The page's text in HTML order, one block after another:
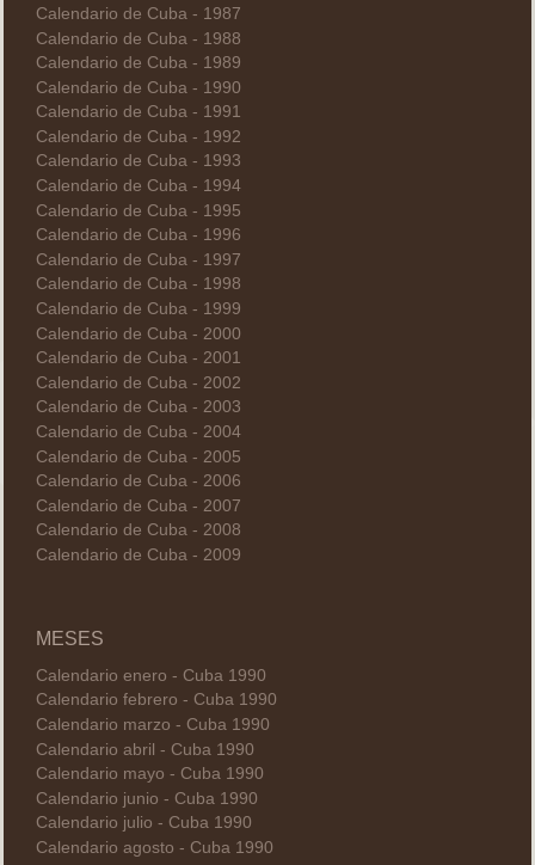
Calendario de Cuba - 1987
Calendario de Cuba - 1988
Calendario de Cuba - 1989
Calendario de Cuba - 1990
Calendario de Cuba - 1991
Calendario de Cuba - 1992
Calendario de Cuba - 1993
Calendario de Cuba - 1994
Calendario de Cuba - 1995
Calendario de Cuba - 1996
Calendario de Cuba - 1997
Calendario de Cuba - 1998
Calendario de Cuba - 1999
Calendario de Cuba - 2000
Calendario de Cuba - 2001
Calendario de Cuba - 2002
Calendario de Cuba - 2003
Calendario de Cuba - 2004
Calendario de Cuba - 2005
Calendario de Cuba - 2006
Calendario de Cuba - 2007
Calendario de Cuba - 2008
Calendario de Cuba - 2009
MESES
Calendario enero - Cuba 1990
Calendario febrero - Cuba 1990
Calendario marzo - Cuba 1990
Calendario abril - Cuba 1990
Calendario mayo - Cuba 1990
Calendario junio - Cuba 1990
Calendario julio - Cuba 1990
Calendario agosto - Cuba 1990